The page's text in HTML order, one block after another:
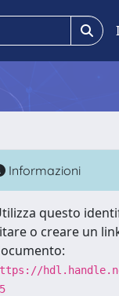
Informazioni
questo
o creare un